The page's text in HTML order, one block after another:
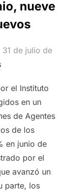
nueve
Publicado
31 de julio de
el Instituto
en un
de Agentes
de los
en junio de
por el
avanzó un
parte, los